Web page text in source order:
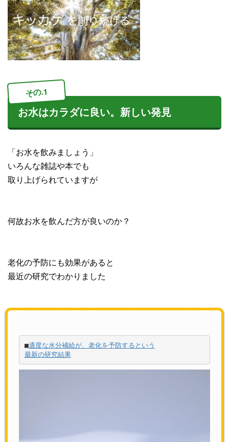
その.1
お水はカラダに良い。新しい発見
「お水を飲みましょう」
いろんな雑誌や本でも
取り上げられていますが
何故お水を飲んだ方が良いのか？
老化の予防にも効果があると
最近の研究でわかりました
■適度な水分補給が、老化を予防するという
最新の研究結果